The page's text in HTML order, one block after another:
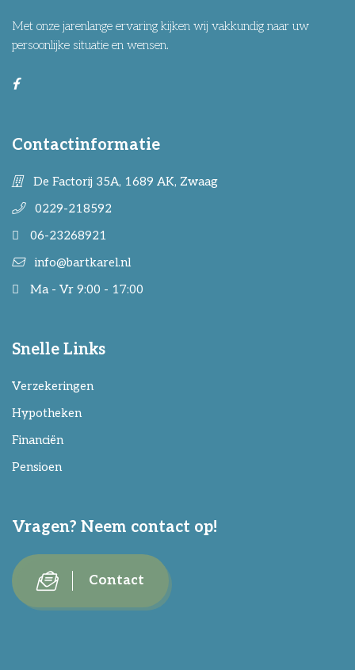
Met onze jarenlange ervaring kijken wij vakkundig naar uw
persoonlijke situatie en wensen.
Contactinformatie
De Factorij 35A, 1689 AK, Zwaag
0229-218592
06-23268921
info@bartkarel.nl
Ma - Vr 9:00 - 17:00
Snelle Links
Verzekeringen
Hypotheken
Financiën
Pensioen
Vragen? Neem contact op!
Contact